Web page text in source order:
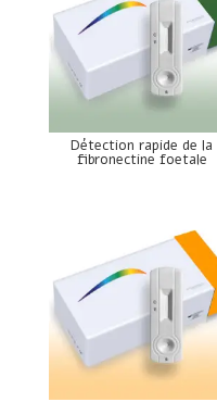
Détection rapide de la
fibronectine foetale